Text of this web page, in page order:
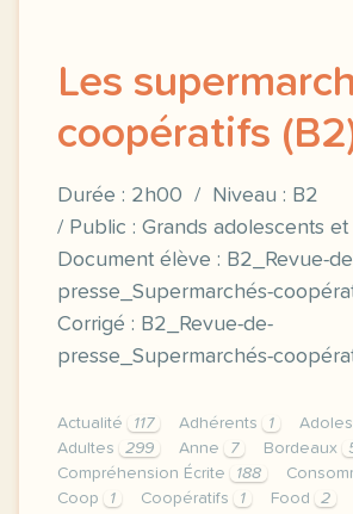
Les
coopératifs
Durée : 2h00 / Niveau : B2
/ Public : Grands
Document élève : B2_Revue-
presse_Supermarchés-
Corrigé : B2_Revue-de-
presse_Supermarchés-
Actualité 117 Adhérents 1
Adultes
299 Anne 7 Bordeaux
Compréhension Écrite
188
Coop
1 Coopératifs 1 Food 2